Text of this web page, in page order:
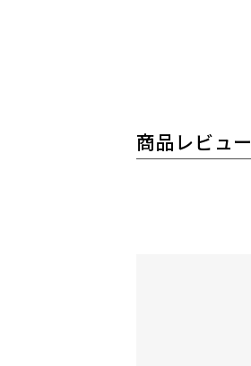
商品レビュー